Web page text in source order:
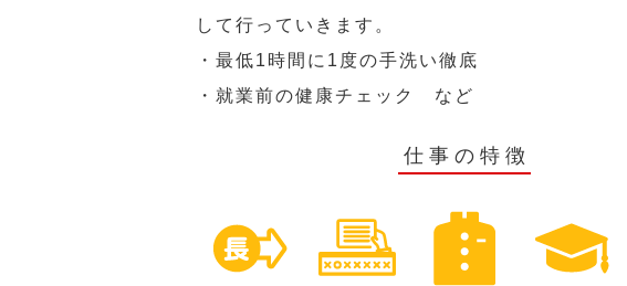
して行っていきます。
・最低1時間に1度の手洗い徹底
・就業前の健康チェック など
仕事の特徴